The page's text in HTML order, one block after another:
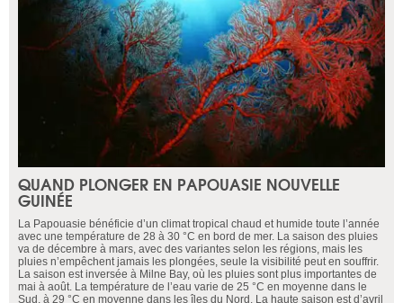
QUAND PLONGER EN PAPOUASIE NOUVELLE
GUINÉE
La Papouasie bénéficie d’un climat tropical chaud et humide toute l’année
avec une température de 28 à 30 °C en bord de mer. La saison des pluies
va de décembre à mars, avec des variantes selon les régions, mais les
pluies n’empêchent jamais les plongées, seule la visibilité peut en souffrir.
La saison est inversée à Milne Bay, où les pluies sont plus importantes de
mai à août. La température de l’eau varie de 25 °C en moyenne dans le
Sud, à 29 °C en moyenne dans les îles du Nord. La haute saison est d’avril